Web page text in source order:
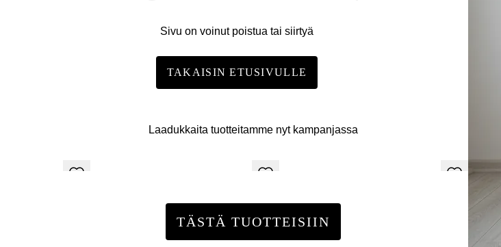
Sivu on voinut poistua tai siirtyä
TAKAISIN ETUSIVULLE
Laadukkaita tuotteitamme nyt kampanjassa
TÄSTÄ TUOTTEISIIN